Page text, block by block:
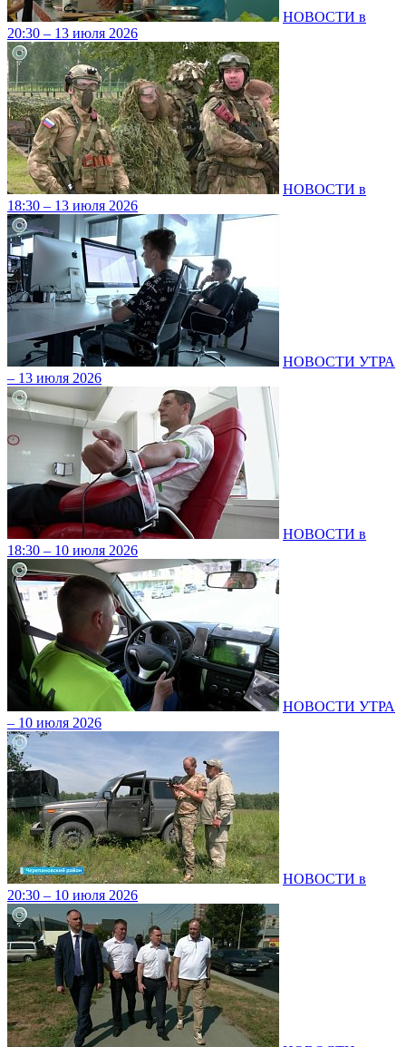
НОВОСТИ в
20:30 – 13 июля 2026
НОВОСТИ в
18:30 – 13 июля 2026
НОВОСТИ УТРА
– 13 июля 2026
НОВОСТИ в
18:30 – 10 июля 2026
НОВОСТИ УТРА
– 10 июля 2026
НОВОСТИ в
20:30 – 10 июля 2026